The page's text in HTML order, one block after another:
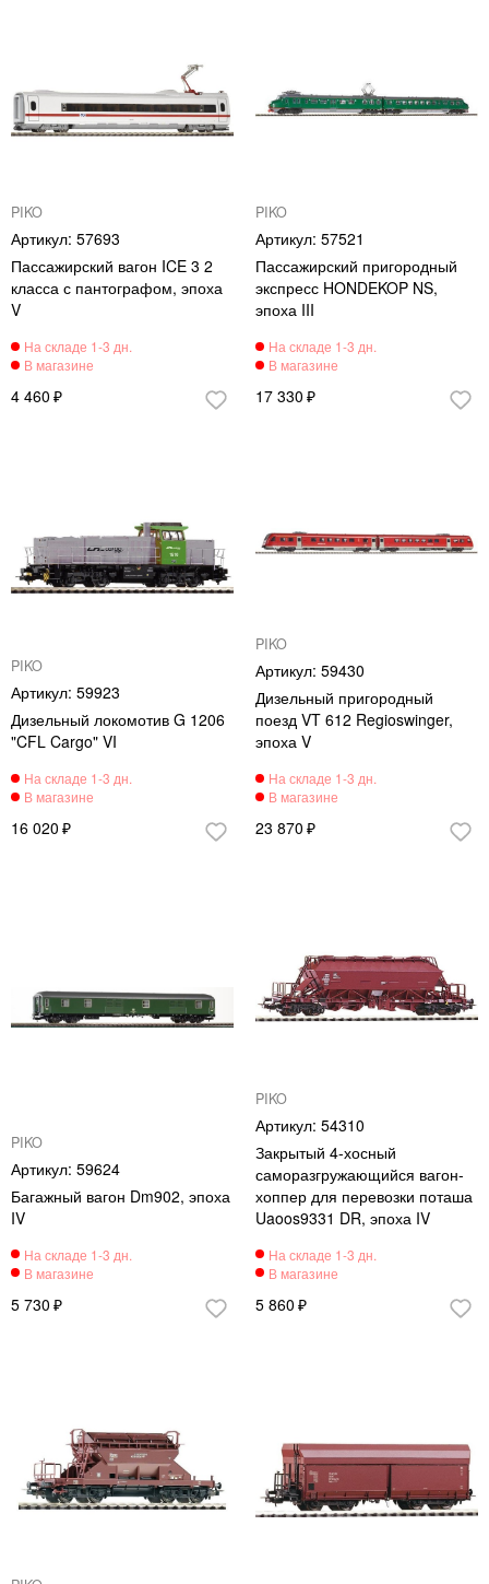
PIKO
57693
Пассажирский вагон ICE 3 2
класса с пантографом, эпоха
V
4 460
PIKO
57521
Пассажирский пригородный
экспресс HONDEKOP NS,
эпоха III
17 330
PIKO
59923
Дизельный локомотив G 1206
"CFL Cargo" VI
16 020
PIKO
59430
Дизельный пригородный
поезд VT 612 Regioswinger,
эпоха V
23 870
PIKO
59624
Багажный вагон Dm902, эпоха
IV
5 730
PIKO
54310
Закрытый 4-хосный
саморазгружающийся вагон-
хоппер для перевозки поташа
Uaoos9331 DR, эпоха IV
5 860